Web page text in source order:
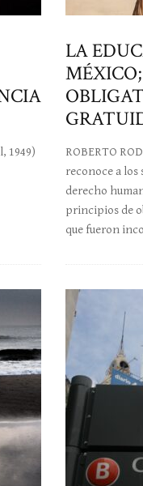
1949)
LA
ROBERTO
reconoce a los
derecho
principios de
que fueron